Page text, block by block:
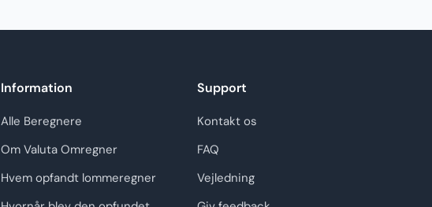
Information
Alle Beregnere
Om Valuta Omregner
Hvem opfandt lommeregner
Support
Kontakt os
FAQ
Vejledning